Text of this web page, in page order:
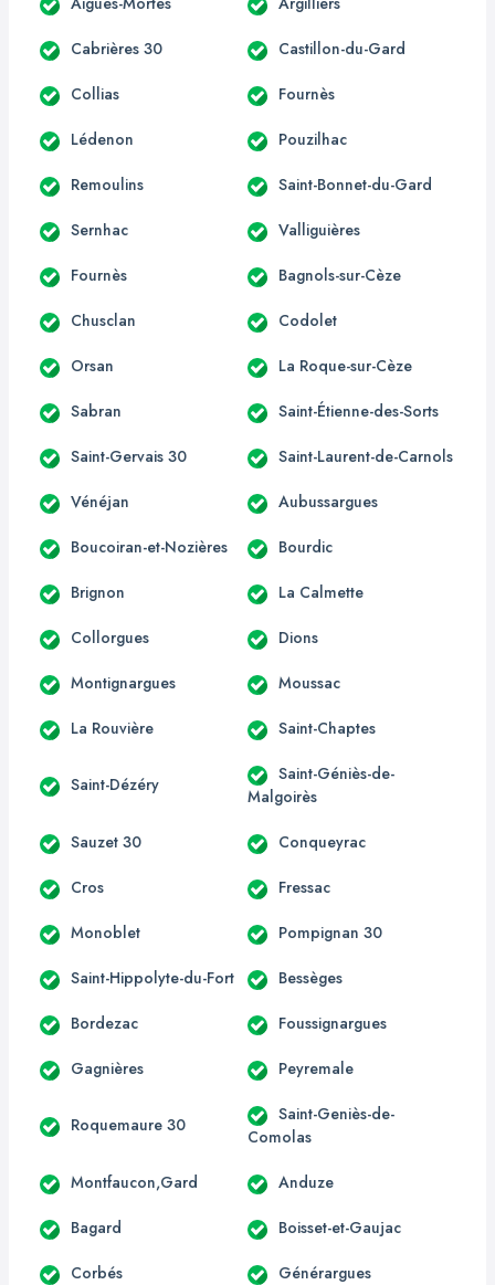
Cabrières 30 Castillon-du-Gard
Collias Fournès
Lédenon Pouzilhac
Remoulins Saint-Bonnet-du-Gard
Sernhac Valliguières
Fournès Bagnols-sur-Cèze
Chusclan Codolet
Orsan La Roque-sur-Cèze
Sabran Saint-Étienne-des-Sorts
Saint-Gervais 30 Saint-Laurent-de-Carnols
Vénéjan Aubussargues
Boucoiran-et-Nozières Bourdic
Brignon La Calmette
Collorgues Dions
Montignargues Moussac
La Rouvière Saint-Chaptes
Saint-Dézéry
Saint-Géniès-de-
Malgoirès
Sauzet 30 Conqueyrac
Cros Fressac
Monoblet Pompignan 30
Saint-Hippolyte-du-Fort Bessèges
Bordezac Foussignargues
Gagnières Peyremale
Roquemaure 30
Saint-Geniès-de-
Comolas
Montfaucon,Gard Anduze
Bagard Boisset-et-Gaujac
Corbés Générargues